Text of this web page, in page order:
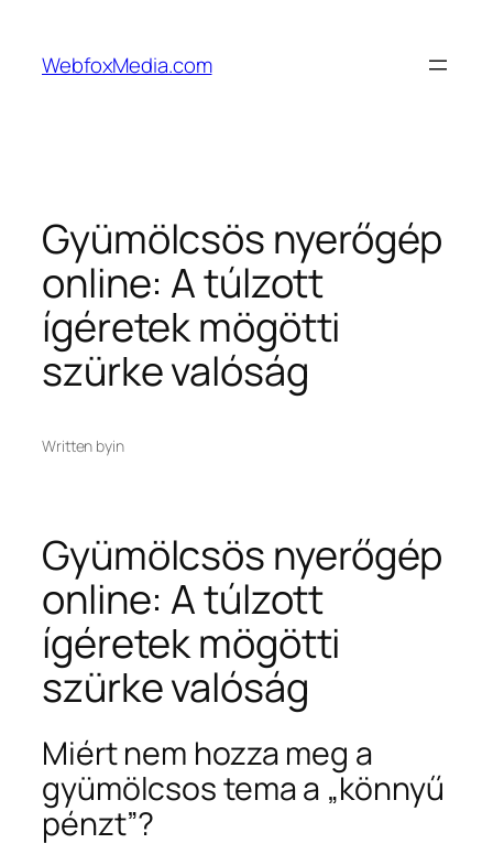
content
WebfoxMedia.com
Gyümölcsös nyerőgép
online: A túlzott
ígéretek mögötti
szürke valóság
Written byin
Gyümölcsös nyerőgép
online: A túlzott
ígéretek mögötti
szürke valóság
Miért nem hozza meg a
gyümölcsos tema a „könnyű
pénzt”?